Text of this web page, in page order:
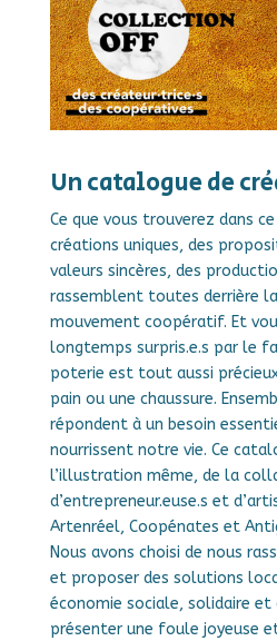
Un catalogue de
Ce que vous trouverez dans
créations uniques, des
valeurs sincères, des
rassemblent toutes derrière
mouvement coopératif. Et
longtemps surpris.e.s par le
poterie est tout aussi
pain ou une chaussure.
répondent à un besoin
nourrissent notre vie. Ce
l’illustration même, de la
d’entrepreneur.euse.s et
Artenréel, Coopénates et
Nous avons choisi de nous
et proposer des solutions
économie sociale, solidaire et
présenter une foule joyeuse